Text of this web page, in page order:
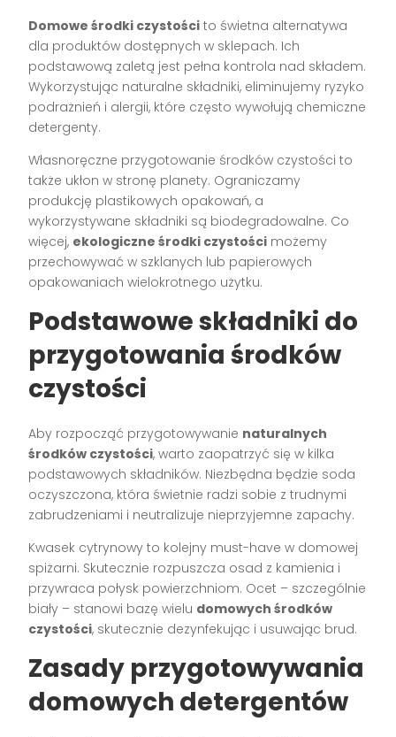
Domowe środki czystości to świetna alternatywa
dla produktów dostępnych w sklepach. Ich
podstawową zaletą jest pełna kontrola nad składem.
Wykorzystując naturalne składniki, eliminujemy ryzyko
podrażnień i alergii, które często wywołują chemiczne
detergenty.
Własnoręczne przygotowanie środków czystości to
także ukłon w stronę planety. Ograniczamy
produkcję plastikowych opakowań, a
wykorzystywane składniki są biodegradowalne. Co
więcej, ekologiczne środki czystości możemy
przechowywać w szklanych lub papierowych
opakowaniach wielokrotnego użytku.
Podstawowe składniki do
przygotowania środków
czystości
Aby rozpocząć przygotowywanie naturalnych
środków czystości, warto zaopatrzyć się w kilka
podstawowych składników. Niezbędna będzie soda
oczyszczona, która świetnie radzi sobie z trudnymi
zabrudzeniami i neutralizuje nieprzyjemne zapachy.
Kwasek cytrynowy to kolejny must-have w domowej
spiżarni. Skutecznie rozpuszcza osad z kamienia i
przywraca połysk powierzchniom. Ocet – szczególnie
biały – stanowi bazę wielu domowych środków
czystości, skutecznie dezynfekując i usuwając brud.
Zasady przygotowywania
domowych detergentów